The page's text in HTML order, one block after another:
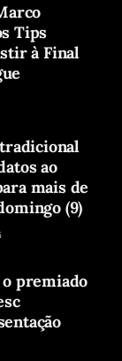
Tips
à Final
ao
mais de
(9)
premiado